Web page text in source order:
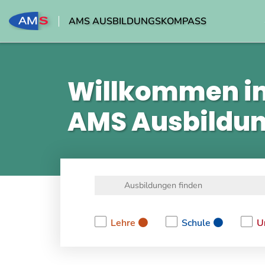
AMS AUSBILDUNGSKOMPASS
Willkommen
AMS
Lehre Schule